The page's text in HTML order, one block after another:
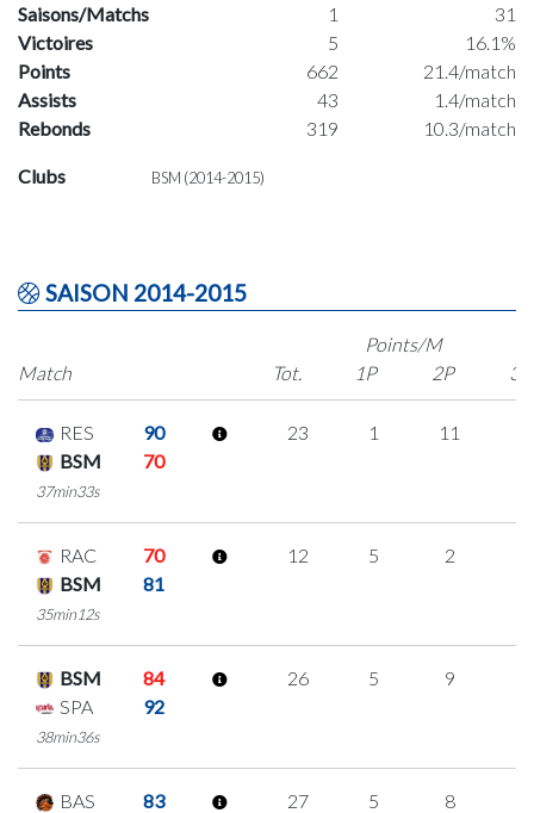
Saisons/Matchs 1
31
Victoires
5
16.1%
Points
662
21.4/match
Assists
43
1.4/match
Rebonds
319 10.3/match
Clubs BSM (2014-2015)
SAISON 2014-2015
Match
Points/M
Tot.
1P 2P 3P
RES
90
BSM
70
37min33s
23 1 11
RAC
70
BSM
81
35min12s
12 5 2
BSM
84
SPA
92
38min36s
26 5 9
BAS
83
27 5 8